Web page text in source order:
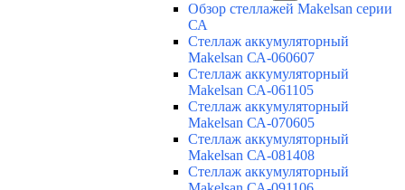
Обзор стеллажей Makelsan серии
СА
Cтеллаж аккумуляторный
Makelsan СА-060607
Cтеллаж аккумуляторный
Makelsan СА-061105
Cтеллаж аккумуляторный
Makelsan СА-070605
Cтеллаж аккумуляторный
Makelsan СА-081408
Cтеллаж аккумуляторный